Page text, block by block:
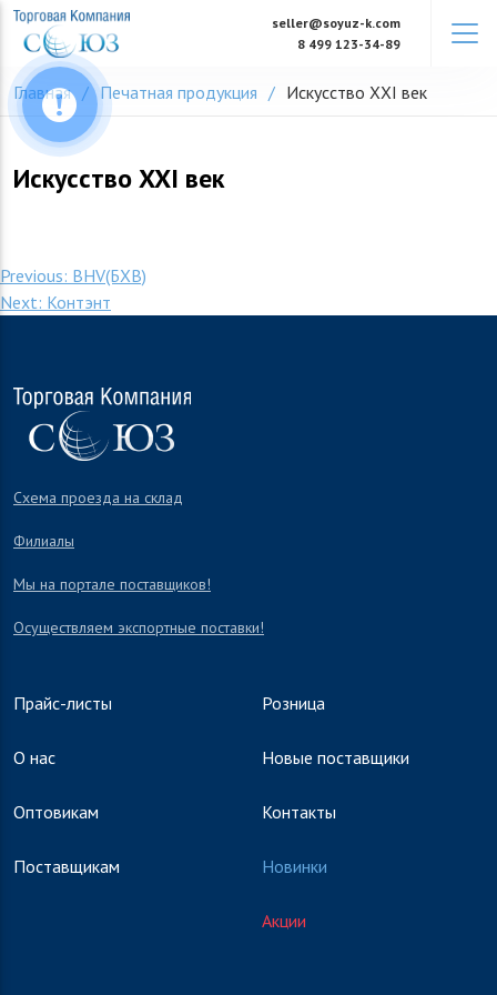
Skip
content
seller@soyuz-k.com
8 499 123-34-89
Главная Печатная продукция Искусство XXI век
Искусство XXI век
Навигация
по
Previous: BHV(БХВ)
Next: Контэнт
Схема проезда на склад
Филиалы
Мы на портале поставщиков!
Осуществляем экспортные поставки!
Прайс-листы
О нас
Оптовикам
Поставщикам
Розница
Новые поставщики
Контакты
Новинки
Акции